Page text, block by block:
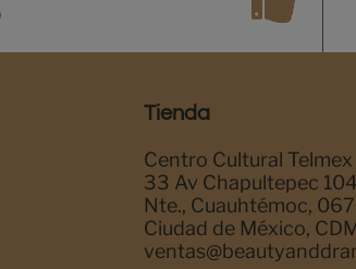
Tienda
Centro Cultural
33 Av Chapultepec
Nte., Cuauhtémoc,
Ciudad de México,